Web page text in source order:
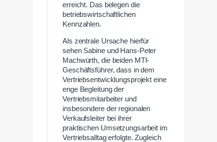
erreicht. Das belegen die
betriebswirtschaftlichen
Kennzahlen.
Als zentrale Ursache hierfür
sehen Sabine und Hans-Peter
Machwürth, die beiden MTI-
Geschäftsführer, dass in dem
Vertriebsentwicklungsprojekt eine
enge Begleitung der
Vertriebsmitarbeiter und
insbesondere der regionalen
Verkaufsleiter bei ihrer
praktischen Umsetzungsarbeit im
Vertriebsalltag erfolgte. Zugleich